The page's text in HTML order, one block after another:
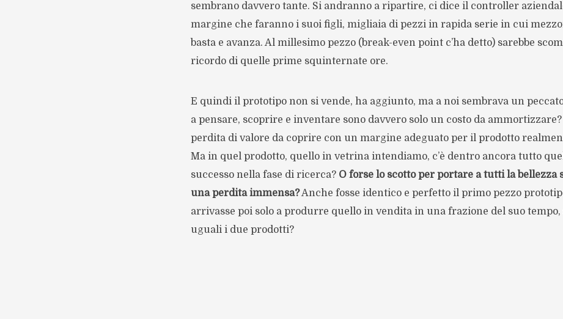
sembrano davvero tante. Si andranno a ripartire, ci dice il controller
margine che faranno i suoi figli, migliaia di pezzi in rapida serie in cui
basta e avanza. Al millesimo pezzo (break-even point c’ha detto) sarebbe
ricordo di quelle prime squinternate ore.
E quindi il prototipo non si vende, ha aggiunto, ma a noi sembrava un
a pensare, scoprire e inventare sono davvero solo un costo da
perdita di valore da coprire con un margine adeguato per il prodotto
Ma in quel prodotto, quello in vetrina intendiamo, c’è dentro ancora tutto
successo nella fase di ricerca? O forse lo scotto per portare a tutti la bellezza
una perdita immensa?Anche fosse identico e perfetto il primo pezzo
arrivasse poi solo a produrre quello in vendita in una frazione del suo tempo,
uguali i due prodotti?